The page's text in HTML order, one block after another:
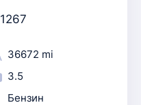
36672 mi
3.5
Бензин